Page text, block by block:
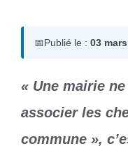
📅Publié le : 03
« Une mairie
associer les
commune »,